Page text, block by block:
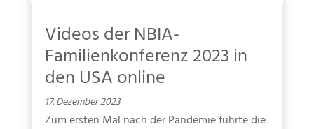
Videos der NBIA-
Familienkonferenz 2023 in
den USA online
17. Dezember 2023
Zum ersten Mal nach der Pandemie führte die
Abonnieren Sie unseren
Hoffnungsbaum-